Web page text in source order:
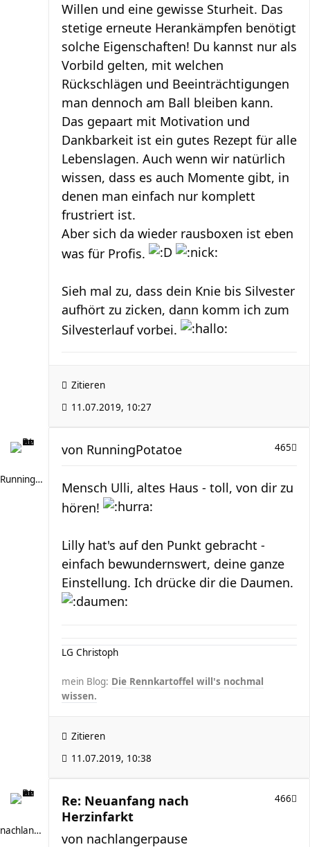
Willen und eine gewisse Sturheit. Das
stetige erneute Herankämpfen benötigt
solche Eigenschaften! Du kannst nur als
Vorbild gelten, mit welchen
Rückschlägen und Beeinträchtigungen
man dennoch am Ball bleiben kann.
Das gepaart mit Motivation und
Dankbarkeit ist ein gutes Rezept für alle
Lebenslagen. Auch wenn wir natürlich
wissen, dass es auch Momente gibt, in
denen man einfach nur komplett
frustriert ist.
Aber sich da wieder rausboxen ist eben
was für Profis.
Sieh mal zu, dass dein Knie bis Silvester
aufhört zu zicken, dann komm ich zum
Silvesterlauf vorbei.
Zitieren
11.07.2019, 10:27
RunningPotatoe
465
von RunningPotatoe
Mensch Ulli, altes Haus - toll, von dir zu
hören!
Lilly hat's auf den Punkt gebracht -
einfach bewundernswert, deine ganze
Einstellung. Ich drücke dir die Daumen.
LG Christoph
mein Blog: Die Rennkartoffel will's nochmal
wissen.
Zitieren
11.07.2019, 10:38
nachlangerpause
Re: Neuanfang nach
Herzinfarkt
466
von nachlangerpause